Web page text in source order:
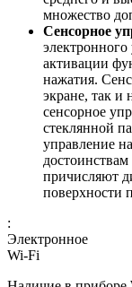
множество
Сенсорное
активации
нажатия.
экране, так и
сенсорное
стеклянной
управление
причисляют
поверхности
:
Электронное
Wi-Fi